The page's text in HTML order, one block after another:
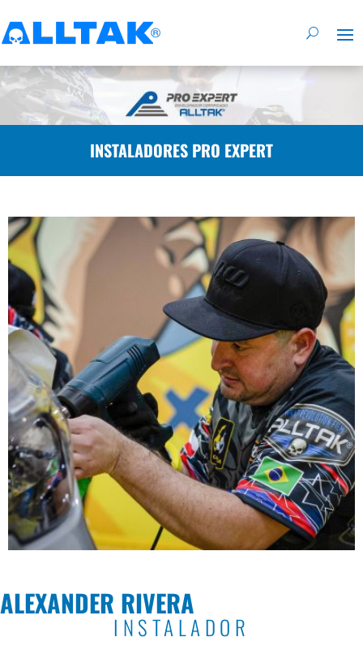
INSTALADORES PRO EXPERT
ALEXANDER RIVERA
INSTALADOR